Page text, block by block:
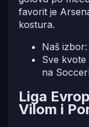
favorit je
kostura.
Naš
Sve kvote
na
Liga
Vilom i